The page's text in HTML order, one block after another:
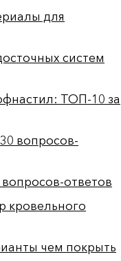
для
систем
ТОП-10 за
вопросов-
ответов
чем покрыть